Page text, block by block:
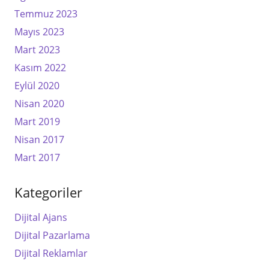
Temmuz 2023
Mayıs 2023
Mart 2023
Kasım 2022
Eylül 2020
Nisan 2020
Mart 2019
Nisan 2017
Mart 2017
Kategoriler
Dijital Ajans
Dijital Pazarlama
Dijital Reklamlar